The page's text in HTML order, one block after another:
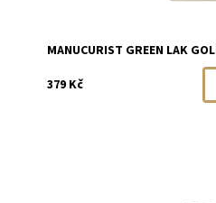
MANUCURIST GREEN LAK
379 Kč